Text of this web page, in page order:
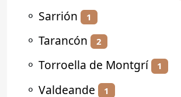
⚬ Sarrión 1
⚬ Tarancón 2
⚬ Torroella de Montgrí 1
⚬ Valdeande 1